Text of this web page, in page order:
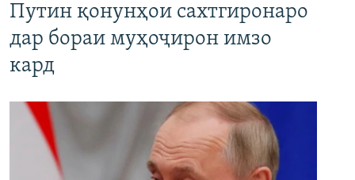
Путин қонунҳои сахтгиронаро
дар бораи муҳоҷирон имзо
кард